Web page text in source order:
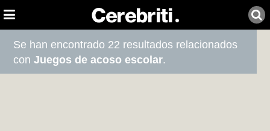
Se han encontrado 22 resultados relacionados
conJuegos de acoso escolar.